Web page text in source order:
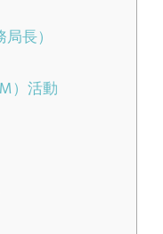
長）
）活動